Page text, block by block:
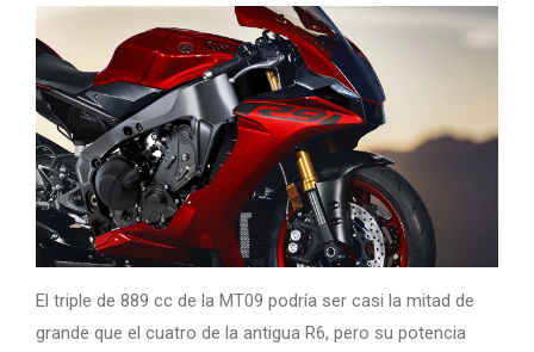
El triple de 889 cc de la MT09 podría ser casi la mitad de
grande que el cuatro de la antigua R6, pero su potencia